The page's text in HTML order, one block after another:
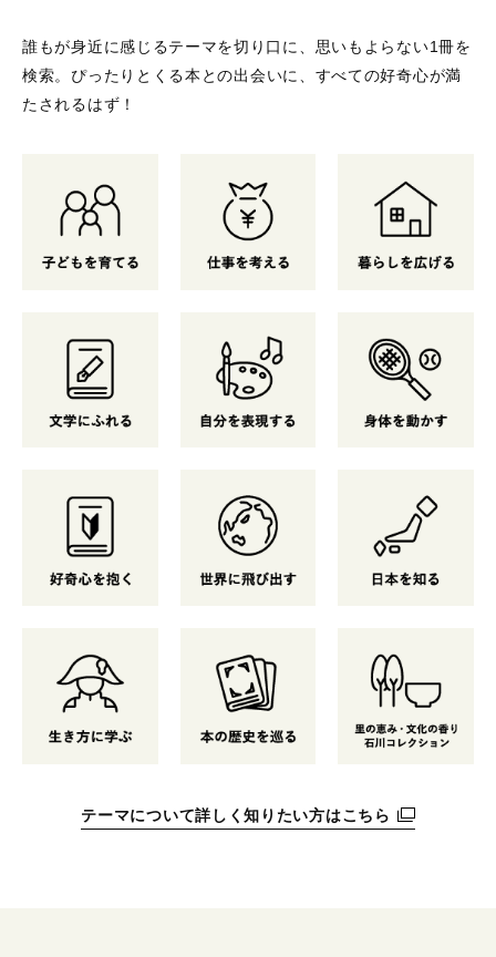
誰もが身近に感じるテーマを切り口に、思いもよらない1冊を
検索。 ぴったりとくる本との出会いに、すべての好奇心が満
たされるはず！
テーマについて詳しく知りたい方はこちら